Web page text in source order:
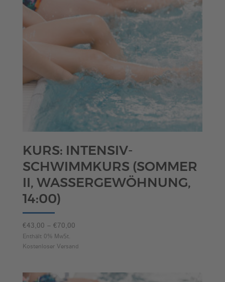
KURS: INTENSIV-
SCHWIMMKURS (SOMMER
II, WASSERGEWÖHNUNG,
14:00)
€43,00 – €70,00Preisspanne:
bis
Enthält 0% MwSt.
Kostenloser Versand